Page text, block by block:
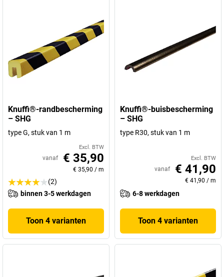
Knuffi®-randbescherming
– SHG
type G, stuk van 1 m
Excl. BTW
vanaf € 35,90
€ 35,90 / m
(2)
binnen 3-5 werkdagen
Toon 4 varianten
Knuffi®-buisbescherming
– SHG
type R30, stuk van 1 m
Excl. BTW
vanaf € 41,90
€ 41,90 / m
6-8 werkdagen
Toon 4 varianten